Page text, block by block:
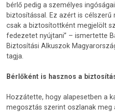
bérlő pedig a személyes
biztosítással. Ez azért is
csak a biztosítottként megjelölt
fedezetet nyújtani” – ismertette
Biztosítási Alkuszok
tagja.
Bérlőként is hasznos a
Hozzátette, hogy alapesetben a
megosztás szerint oszlanak meg